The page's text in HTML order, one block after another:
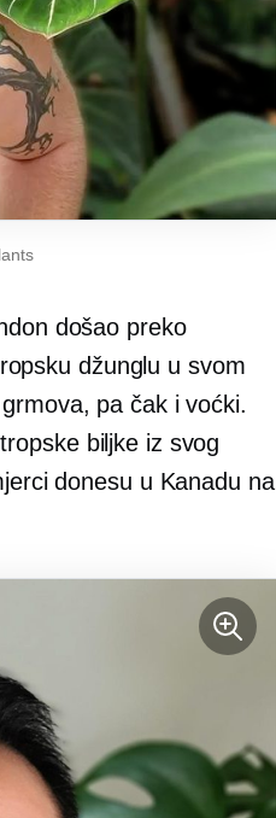
došao preko
džunglu u svom
pa čak i voćki.
biljke iz svog
donesu u Kanadu na